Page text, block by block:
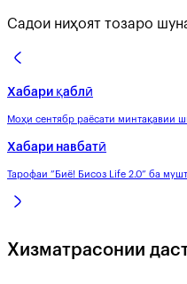
Садои ниҳоят тозаро
Хабари қаблӣ
Моҳи сентябр раёсати минтақавии
Хабари навбатӣ
Тарофаи ”Биё! Бисоз Life 2.0” ба
Хизматрасонии